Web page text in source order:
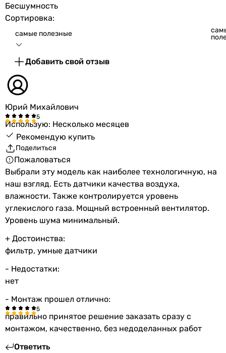
Бесшумность
Сортировка:
самые полезные
Добавить свой отзыв
Юрий Михайлович
Использую: Несколько месяцев
Рекомендую купить
Поделиться
Пожаловаться
Выбрали эту модель как наиболее технологичную, на
наш взгляд. Есть датчики качества воздуха,
влажности. Также контролируется уровень
углекислого газа. Мощный встроенный вентилятор.
Уровень шума минимальный.
+ Достоинства:
фильтр, умные датчики
- Недостатки:
нет
- Монтаж прошел отлично:
правильно принятое решение заказать сразу с
монтажом, качественно, без недоделанных работ
Ответить